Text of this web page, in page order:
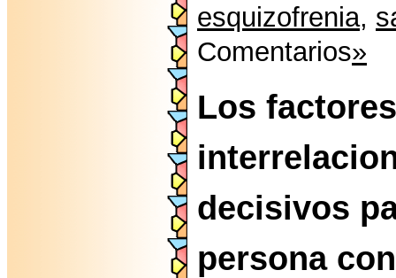
esquizofrenia,
Comentarios»
Los factores
decisivos
persona